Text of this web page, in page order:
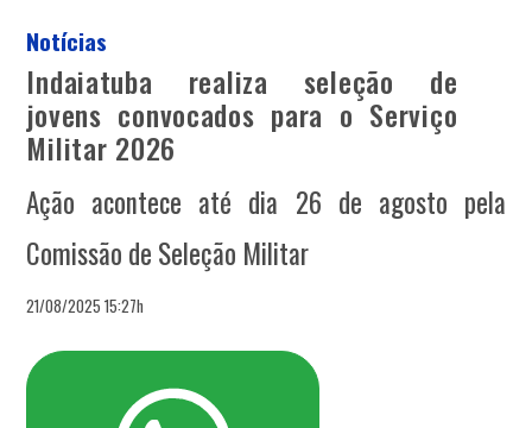
Notícias
Indaiatuba realiza seleção de
jovens convocados para o Serviço
Militar 2026
Ação acontece até dia 26 de agosto pela
Comissão de Seleção Militar
21/08/2025 15:27h